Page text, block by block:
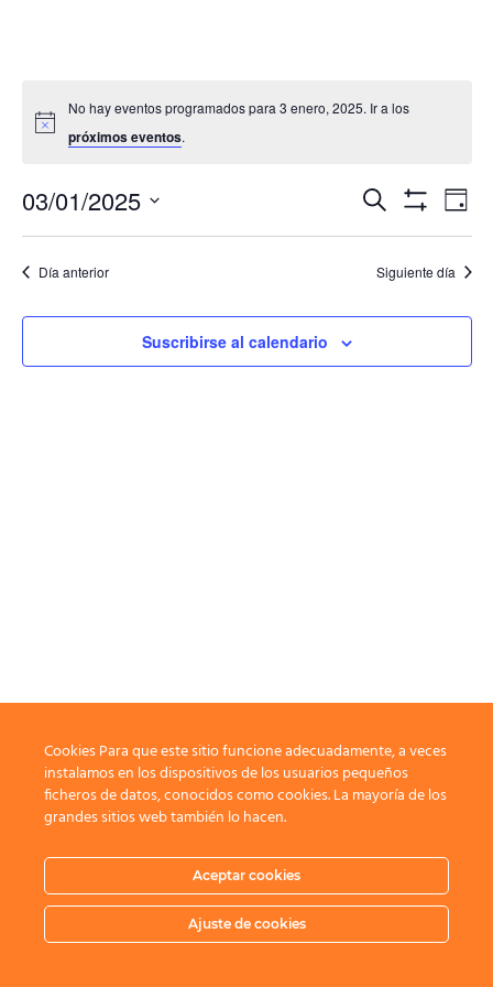
No hay eventos programados para 3 enero, 2025. Ir a los
próximos eventos.
vistas
Eventos
Buscar
Filtros
de
de
Día
03/01/2025
Día anterior Siguiente día
Suscribirse al calendario
Cookies Para que este sitio funcione adecuadamente, a veces
instalamos en los dispositivos de los usuarios pequeños
ficheros de datos, conocidos como cookies. La mayoría de los
grandes sitios web también lo hacen.
Aceptar cookies
Ajuste de cookies